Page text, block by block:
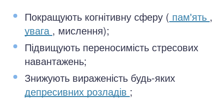
Покращують когнітивну сферу ( пам'ять ,
увага , мислення);
Підвищують переносимість стресових
навантажень;
Знижують вираженість будь-яких
депресивних розладів ;